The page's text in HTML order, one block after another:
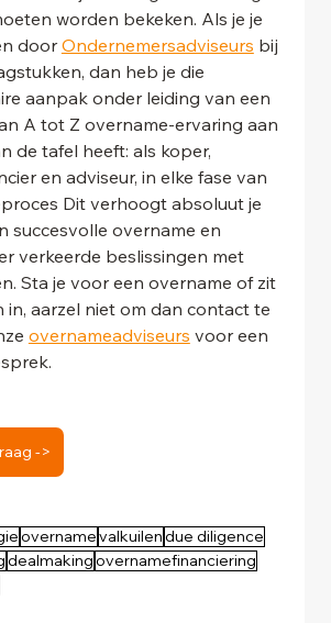
worden bekeken. Als je je
door Ondernemersadviseurs bij
dan heb je die
aanpak onder leiding van een
A tot Z overname-ervaring aan
de tafel heeft: als koper,
en adviseur, in elke fase van
Dit verhoogt absoluut je
succesvolle overname en
verkeerde beslissingen met
Sta je voor een overname of zit
in, aarzel niet om dan contact te
overnameadviseurs voor een
->
overnamevalkuilendue diligence
dealmakingovernamefinanciering